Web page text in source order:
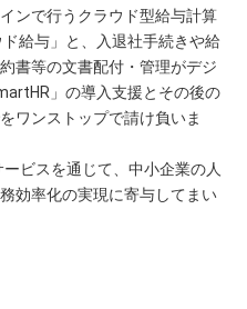
ンで行うクラウド型給与計算
給与」と、入退社手続きや給
書等の文書配付・管理がデジ
」の導入支援とその後の
ワンストップで請け負いま
ビスを通じて、中小企業の人
効率化の実現に寄与してまい